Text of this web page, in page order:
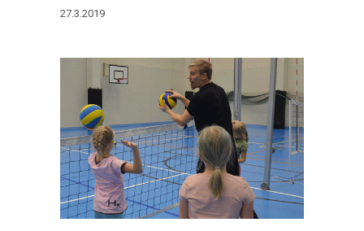
27.3.2019